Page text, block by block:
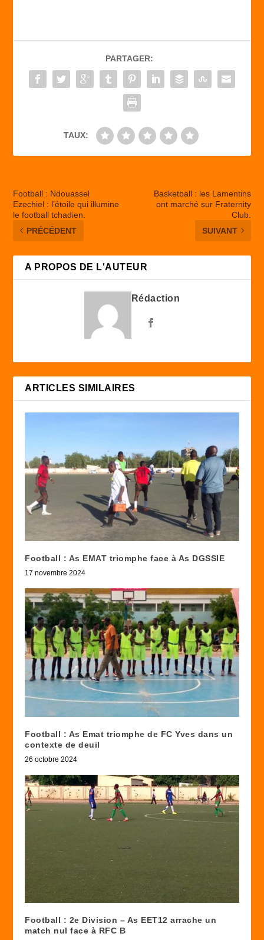
b
o
o
d
o
n
er
PARTAGER:
TAUX:
Football : Ndouassel
Ezechiel : l’étoile qui illumine
le football tchadien.
PRÉCÉDENT
Basketball : les Lamentins
ont marché sur Fraternity
Club.
SUIVANT
A PROPOS DE L'AUTEUR
Rédaction
ARTICLES SIMILAIRES
Football : As EMAT triomphe face à As DGSSIE
17 novembre 2024
Football : As Emat triomphe de FC Yves dans un
contexte de deuil
26 octobre 2024
Football : 2e Division – As EET12 arrache un
match nul face à RFC B